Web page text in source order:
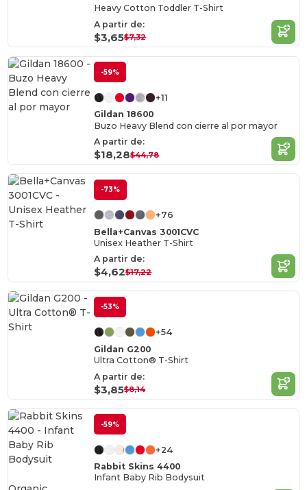
Heavy Cotton Toddler T-Shirt
A partir de:
$3,65$7,32
-59%
+11
Gildan 18600
Buzo Heavy Blend con cierre al por mayor
A partir de:
$18,28$44,78
-73%
+76
Bella+Canvas 3001CVC
Unisex Heather T-Shirt
A partir de:
$4,62$17,22
-53%
+54
Gildan G200
Ultra Cotton® T-Shirt
A partir de:
$3,85$8,14
-59%
+24
Rabbit Skins 4400
Infant Baby Rib Bodysuit